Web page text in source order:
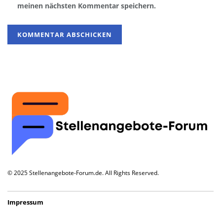
meinen nächsten Kommentar speichern.
© 2025 Stellenangebote-Forum.de. All Rights Reserved.
Impressum